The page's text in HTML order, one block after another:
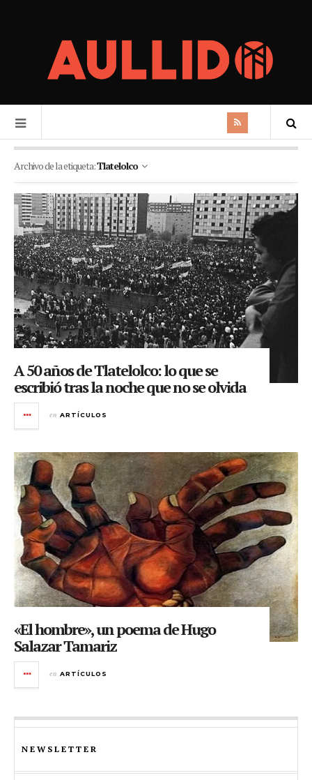
Archivo de la etiqueta:Tlatelolco
A 50 años de Tlatelolco: lo que se
escribió tras la noche que no se olvida
en ARTÍCULOS
«El hombre», un poema de Hugo
Salazar Tamariz
en ARTÍCULOS
NEWSLETTER